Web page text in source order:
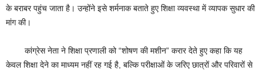
के बराबर पहुंच जाता है। उन्होंने इसे शर्मनाक बताते हुए शिक्षा व्यवस्था में व्यापक सुधार की
मांग की।
कांग्रेस नेता ने शिक्षा प्रणाली को “शोषण की मशीन” करार देते हुए कहा कि यह
केवल शिक्षा देने का माध्यम नहीं रह गई है, बल्कि परीक्षाओं के जरिए छात्रों और परिवारों से